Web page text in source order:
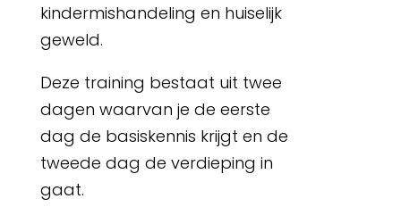
kindermishandeling en huiselijk
geweld.
Deze training bestaat uit twee
dagen waarvan je de eerste
dag de basiskennis krijgt en de
tweede dag de verdieping in
gaat.